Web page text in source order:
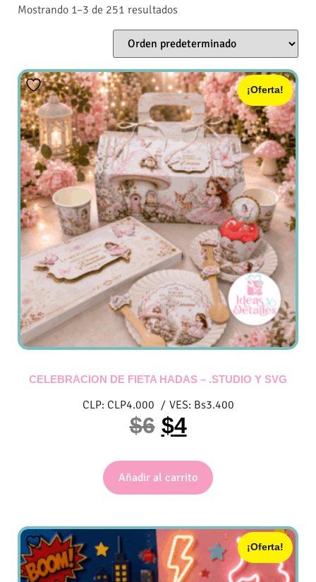
Mostrando 1–3 de 251 resultados
¡Oferta!
CELEBRACION DE FIETA HADAS – .STUDIO Y SVG
CLP: CLP4.000 / VES: Bs3.400
$6 $4
Añadir al carrito
¡Oferta!